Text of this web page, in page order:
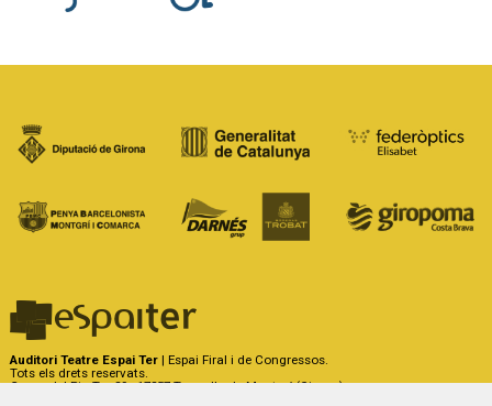
Auditori Teatre Espai Ter | Espai Firal i de Congressos.
Tots els drets reservats.
Carrer del Riu Ter, 29 - 17257 Torroella de Montgrí (Girona)